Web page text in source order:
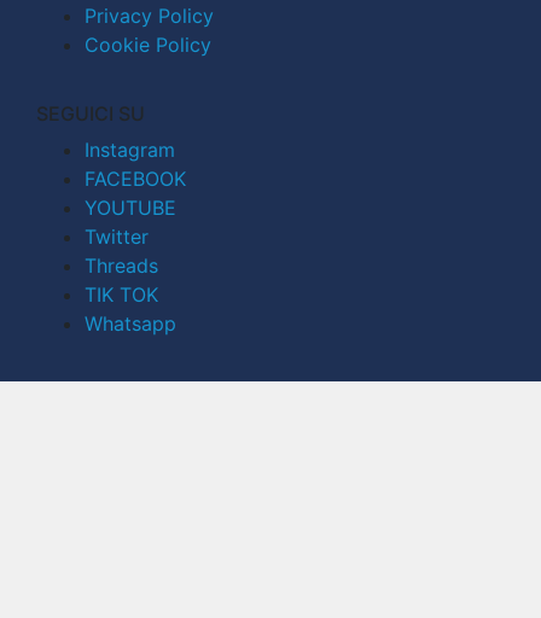
Privacy Policy
Cookie Policy
SEGUICI SU
Instagram
FACEBOOK
YOUTUBE
Twitter
Threads
TIK TOK
Whatsapp